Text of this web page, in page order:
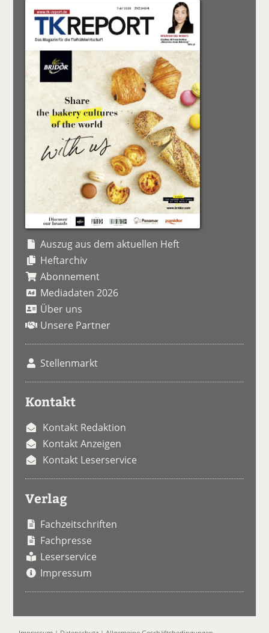
Auszug aus dem aktuellen Heft
Heftarchiv
Abonnement
Mediadaten 2026
Über uns
Unsere Partner
Stellenmarkt
Kontakt
Kontakt Redaktion
Kontakt Anzeigen
Kontakt Leserservice
Verlag
Fachzeitschriften
Fachpresse
Leserservice
Impressum